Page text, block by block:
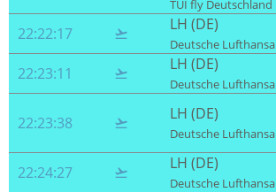
TUI fly Deutschland
22:22:17  LH (DE)
Deutsche Lufthansa
22:23:11  LH (DE)
Deutsche Lufthansa
22:23:38  LH (DE)
Deutsche Lufthansa
22:24:27  LH (DE)
Deutsche Lufthansa